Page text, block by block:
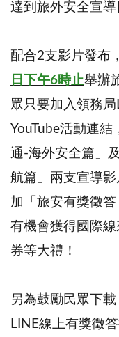
達到旅外安全宣導
配合2支影片發布
日下午6時止舉辦
眾只要加入領務
YouTube活動連
通-海外安全篇」
航篇」兩支宣導
加「旅安有獎徵
有機會獲得國際
券等大禮！
另為鼓勵民眾下
LINE線上有獎徵